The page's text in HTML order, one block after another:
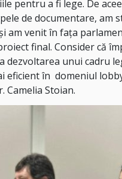
pentru a fi lege. De
de documentare, am
am venit în fața
final. Consider că
dezvoltarea unui cadru
eficient în domeniul
Camelia Stoian.